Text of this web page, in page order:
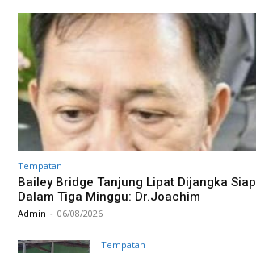
Tempatan
Bailey Bridge Tanjung Lipat Dijangka Siap
Dalam Tiga Minggu: Dr.Joachim
Admin - 06/08/2026
Tempatan